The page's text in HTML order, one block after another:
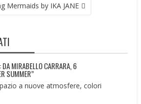
Mermaids by IKA JANE
DA MIRABELLO CARRARA, 6
SUMMER”
a nuove atmosfere, colori